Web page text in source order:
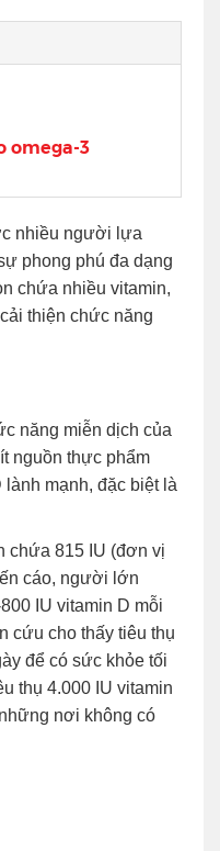
omega-3
nhiều người lựa
phong phú đa dạng
chứa nhiều vitamin,
thiện chức năng
năng miễn dịch của
nguồn thực phẩm
mạnh, đặc biệt là
chứa 815 IU (đơn vị
cáo, người lớn
IU vitamin D mỗi
cứu cho thấy tiêu thụ
để có sức khỏe tối
thụ 4.000 IU vitamin
nơi không có